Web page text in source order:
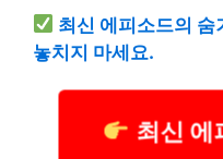
최신 에피소드의
놓치지 마세요.
최신 에